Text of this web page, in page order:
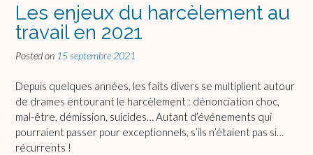
Les enjeux du harcèlement au
travail en 2021
Posted on 15 septembre 2021
Depuis quelques années, les faits divers se multiplient autour
de drames entourant le harcèlement : dénonciation choc,
mal-être, démission, suicides… Autant d’événements qui
pourraient passer pour exceptionnels, s’ils n’étaient pas si…
récurrents !